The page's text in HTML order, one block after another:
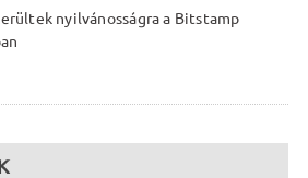
nyilvánosságra a Bitstamp